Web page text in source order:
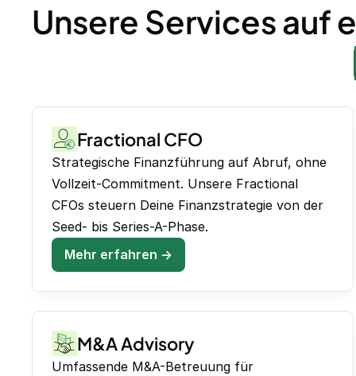
Unsere Services auf
Fractional CFO
Strategische Finanzführung auf Abruf, ohne
Vollzeit-Commitment. Unsere Fractional
CFOs steuern Deine Finanzstrategie von der
Seed- bis Series-A-Phase.
Mehr erfahren →
M&A Advisory
Umfassende M&A-Betreuung für